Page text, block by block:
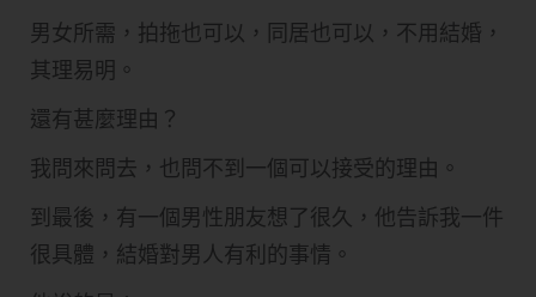
男女所需，拍拖也可以，同居也可以，不用結婚，
其理易明。
還有甚麼理由？
我問來問去，也問不到一個可以接受的理由。
到最後，有一個男性朋友想了很久，他告訴我一件
很具體，結婚對男人有利的事情。